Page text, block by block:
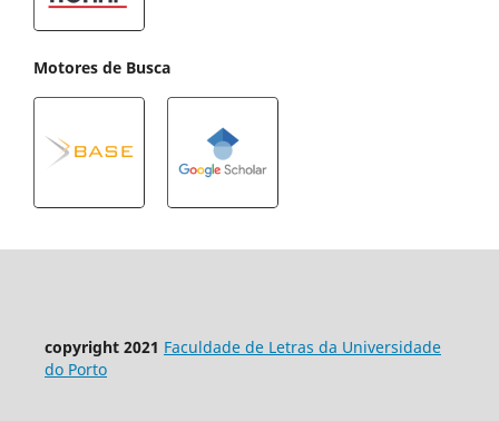
Motores de Busca
copyright 2021 Faculdade de Letras da Universidade
do Porto